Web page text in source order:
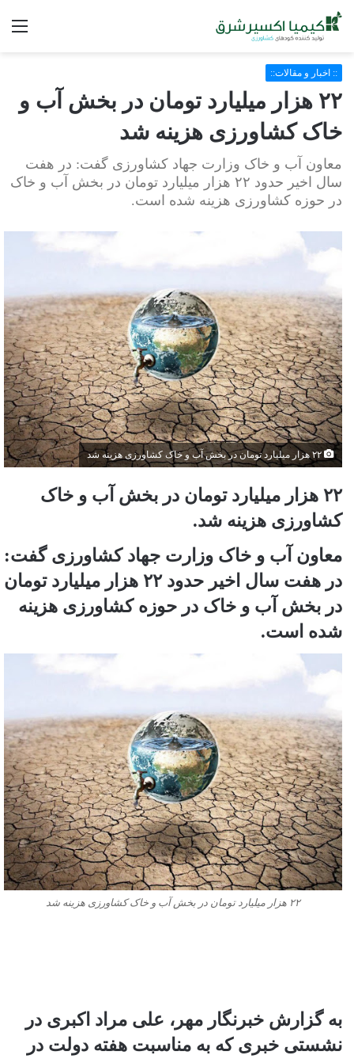
:: اخبار و مقالات::
٢٢ هزار میلیارد تومان در بخش آب و
خاک کشاورزی هزینه شد
معاون آب و خاک وزارت جهاد کشاورزی گفت: در هفت
سال اخیر حدود ٢٢ هزار میلیارد تومان در بخش آب و خاک
در حوزه کشاورزی هزینه شده است.
٢٢ هزار میلیارد تومان در بخش آب و خاک کشاورزی هزینه شد
٢٢ هزار میلیارد تومان در بخش آب و خاک
کشاورزی هزینه شد.
معاون آب و خاک وزارت جهاد کشاورزی گفت:
در هفت سال اخیر حدود ٢٢ هزار میلیارد تومان
در بخش آب و خاک در حوزه کشاورزی هزینه
شده است.
٢٢ هزار میلیارد تومان در بخش آب و خاک کشاورزی هزینه شد
به گزارش خبرنگار مهر، علی مراد اکبری در
نشستی خبری که به مناسبت هفته دولت در